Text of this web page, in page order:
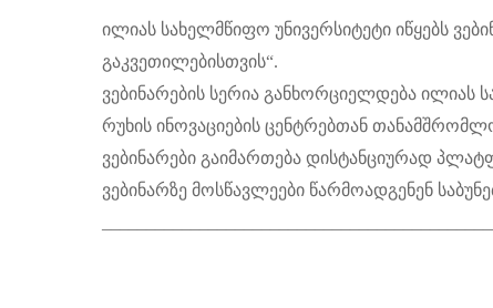
ილიას სახელმწიფო უნივერსიტეტი იწყებს
გაკვეთილებისთვის“.
ვებინარების სერია განხორციელდება ილიას
რუხის ინოვაციების ცენტრებთან
ვებინარები გაიმართება დისტანციურად
ვებინარზე მოსწავლეები წარმოადგენენ